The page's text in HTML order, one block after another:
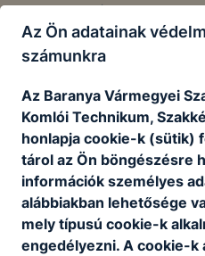
Főoldal / Munkaterv
Munkaterv 2024
Az Ön adatainak
számunkra
Az Baranya Vármegyei
Komlói Technikum,
honlapja cookie-k (sütik)
tárol az Ön böngészésre
információk személyes
alábbiakban lehetősége
mely típusú cookie-k
engedélyezni. A cookie-k